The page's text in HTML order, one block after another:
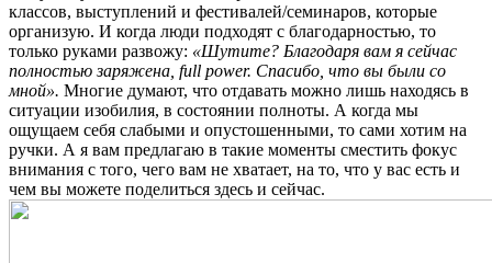
классов, выступлений и фестивалей/семинаров, которые
организую. И когда люди подходят с благодарностью, то
только руками развожу: «Шутите? Благодаря вам я сейчас
полностью заряжена, full power. Спасибо, что вы были со
мной». Многие думают, что отдавать можно лишь находясь в
ситуации изобилия, в состоянии полноты. А когда мы
ощущаем себя слабыми и опустошенными, то сами хотим на
ручки. А я вам предлагаю в такие моменты сместить фокус
внимания с того, чего вам не хватает, на то, что у вас есть и
чем вы можете поделиться здесь и сейчас.